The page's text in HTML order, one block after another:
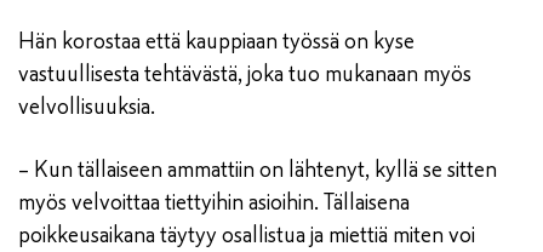
Hän korostaa että kauppiaan työssä on kyse
vastuullisesta tehtävästä, joka tuo mukanaan myös
velvollisuuksia.
– Kun tällaiseen ammattiin on lähtenyt, kyllä se sitten
myös velvoittaa tiettyihin asioihin. Tällaisena
poikkeusaikana täytyy osallistua ja miettiä miten voi